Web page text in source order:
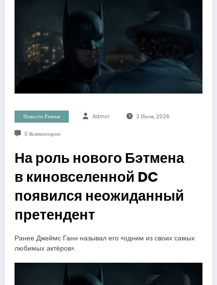
Новости Разные Admin 2 Июля, 2026
0 Комментарии
На роль нового Бэтмена
в киновселенной DC
появился неожиданный
претендент
Ранее Джеймс Ганн называл его «одним из своих самых
любимых актёров».